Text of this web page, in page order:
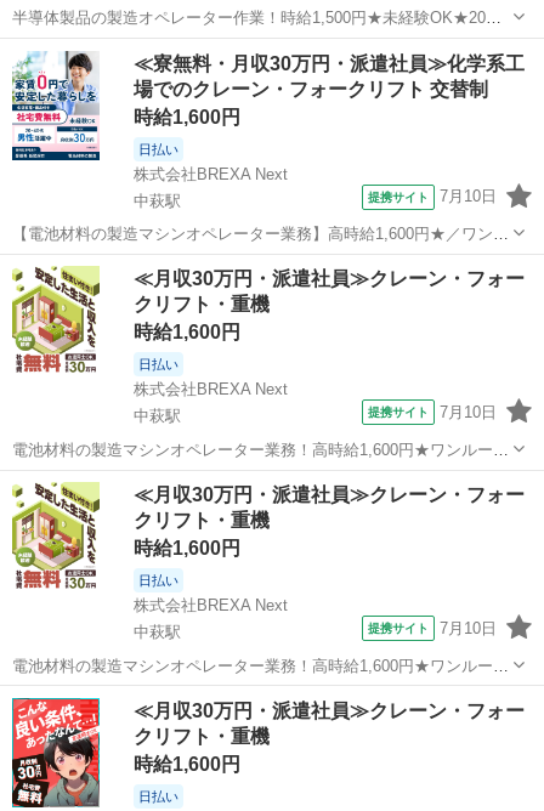
半導体製品の製造オペレーター作業！時給1,500円★未経験OK★20～
40代の男女活躍中◎お友達やカップルとの応募OK◎クリーンルーム作
業！空調完備で働きやすい★1食200円～格安食堂あり◎《愛媛県西条
市》 人気の工場のお...
愛媛 西条市 伊予西条駅 その他
≪寮無料・月収30万円・派遣社員≫化学系工
場でのクレーン・フォークリフト 交替制
時給1,600円
日払い
株式会社BREXA Next
中萩駅
提携サイト 7月10日
【電池材料の製造マシンオペレーター業務】高時給1,600円★／ワンル
ーム社宅完備！しかもうれしい社宅費無料！／未経験OK◎ 人気の工
場のお仕事 ◇電池材料の製造オペレーター業務◇ 電池材料（ニッケ
ル）の製造に伴うオペレー...
愛媛 新居浜市 中萩駅 その他
≪月収30万円・派遣社員≫クレーン・フォー
クリフト・重機
時給1,600円
日払い
株式会社BREXA Next
中萩駅
提携サイト 7月10日
電池材料の製造マシンオペレーター業務！高時給1,600円★ワンルーム
寮完備！寮費無料！未経験活躍中！20代～50代の男性活躍中！正社員
登用制度あり！生活支援物資事前対応可◎《愛媛県新居浜市》 人気の
工場のお仕事 ◇電池材料...
愛媛 新居浜市 中萩駅 その他
≪月収30万円・派遣社員≫クレーン・フォー
クリフト・重機
時給1,600円
日払い
株式会社BREXA Next
中萩駅
提携サイト 7月10日
電池材料の製造マシンオペレーター業務！高時給1,600円★ワンルーム
寮完備！寮費無料！未経験活躍中！20代～50代の男性活躍中！正社員
登用制度あり！生活支援物資事前対応可◎《愛媛県新居浜市》 人気の
工場のお仕事 ◇電池材料...
愛媛 新居浜市 中萩駅 その他
≪月収30万円・派遣社員≫クレーン・フォー
クリフト・重機
時給1,600円
日払い